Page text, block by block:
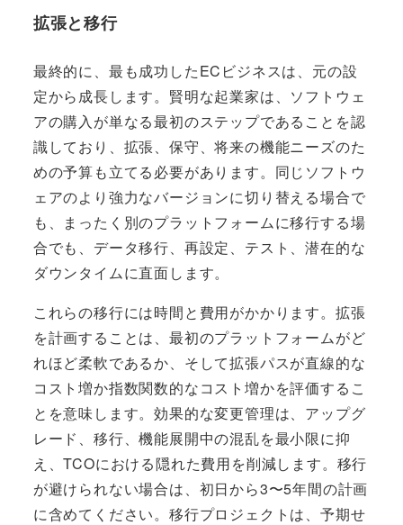
拡張と移行
最終的に、最も成功したECビジネスは、元の設
定から成長します。賢明な起業家は、ソフトウェ
アの購入が単なる最初のステップであることを認
識しており、拡張、保守、将来の機能ニーズのた
めの予算も立てる必要があります。同じソフトウ
ェアのより強力なバージョンに切り替える場合で
も、まったく別のプラットフォームに移行する場
合でも、データ移行、再設定、テスト、潜在的な
ダウンタイムに直面します。
これらの移行には時間と費用がかかります。拡張
を計画することは、最初のプラットフォームがど
れほど柔軟であるか、そして拡張パスが直線的な
コスト増か指数関数的なコスト増かを評価するこ
とを意味します。効果的な変更管理は、アップグ
レード、移行、機能展開中の混乱を最小限に抑
え、TCOにおける隠れた費用を削減します。移行
が避けられない場合は、初日から3〜5年間の計画
に含めてください。移行プロジェクトは、予期せ